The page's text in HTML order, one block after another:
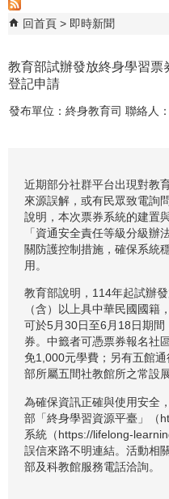
回首頁 即時新聞
教育部試辦發放終身學習
登記申請
發布單位：終身教育司 聯絡
近期部分社群平台出現對教
來源誤解，或有民眾致電詢
說明，本次票券系統的建置
「資通安全責任等級分級辦
關防護控制措施，確保系統
用。
教育部說明，114年起試辦
（含）以上具中華民國國籍
可於5月30日至6月18日期
券。中籤者可憑票券報名社
免1,000元學費；另有五館
部所屬五間社教館所之常設展
為確保資訊正確與使用安全
部「終身學習資源平臺」（
系統（https://lifelong-
誤信來路不明連結。活動相
部及科教館服務電話洽詢。